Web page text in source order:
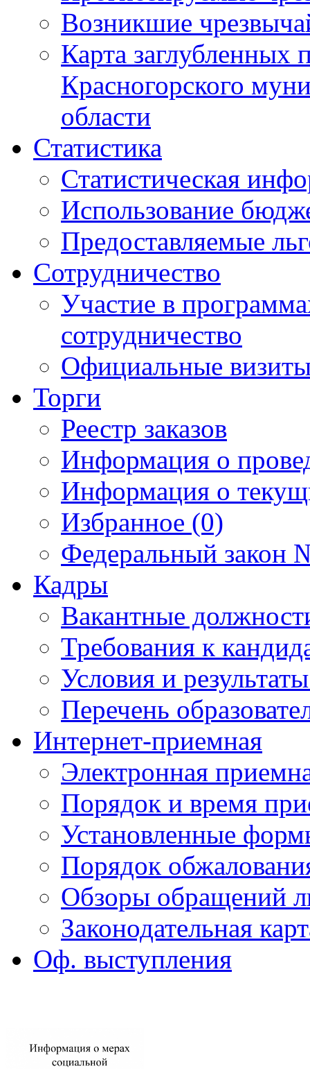
Возникшие
Карта
Красногорского
области
Статистика
Статистическая
Использование
Предоставляемые
Сотрудничество
Участие в
сотрудничество
Официальные
Торги
Реестр заказов
Информация о
Информация о
Избранное (0)
Федеральный закон
Кадры
Вакантные
Требования к
Условия и
Перечень
Интернет-приемная
Электронная
Порядок и время
Установленные
Порядок
Обзоры обращений
Законодательная
Оф. выступления